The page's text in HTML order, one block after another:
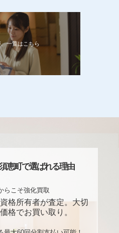
一覧はこちら
恵町で選ばれる理由
らこそ強化買取
格所有者が査定。大切
格でお買い取り。